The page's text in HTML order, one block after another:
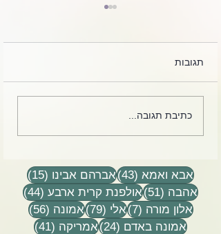
קלפים מחייהם של הרב
תגובות
כתיבת תגובה...
אבא ואמא (43) 43 פוסטים
אברהם אבינו (15)
15 פוסטים
אהבה (51) 51 פוסטים
אולפנת קרית ארבע (44)
44 פוסטים
אלון מורה (7) 7 פוסטיםאלי (79) 79 פוסטים
אמונה (56)
56 פוסטים
אמונה באדם (24) 24 פוסטים
אמריקה (41)
41 פוסטים